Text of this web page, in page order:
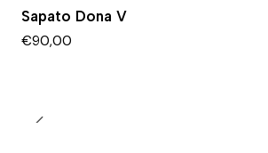
Sapato Dona V
€90,00